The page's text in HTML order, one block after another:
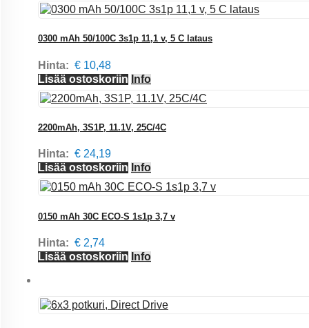
0300 mAh 50/100C 3s1p 11,1 v, 5 C lataus
Hinta: € 10,48
Lisää ostoskoriin Info
2200mAh, 3S1P, 11.1V, 25C/4C
Hinta: € 24,19
Lisää ostoskoriin Info
0150 mAh 30C ECO-S 1s1p 3,7 v
Hinta: € 2,74
Lisää ostoskoriin Info